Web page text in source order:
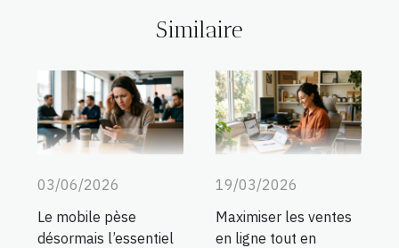
Similaire
03/06/2026
Le mobile pèse
désormais l’essentiel
19/03/2026
Maximiser les ventes
en ligne tout en